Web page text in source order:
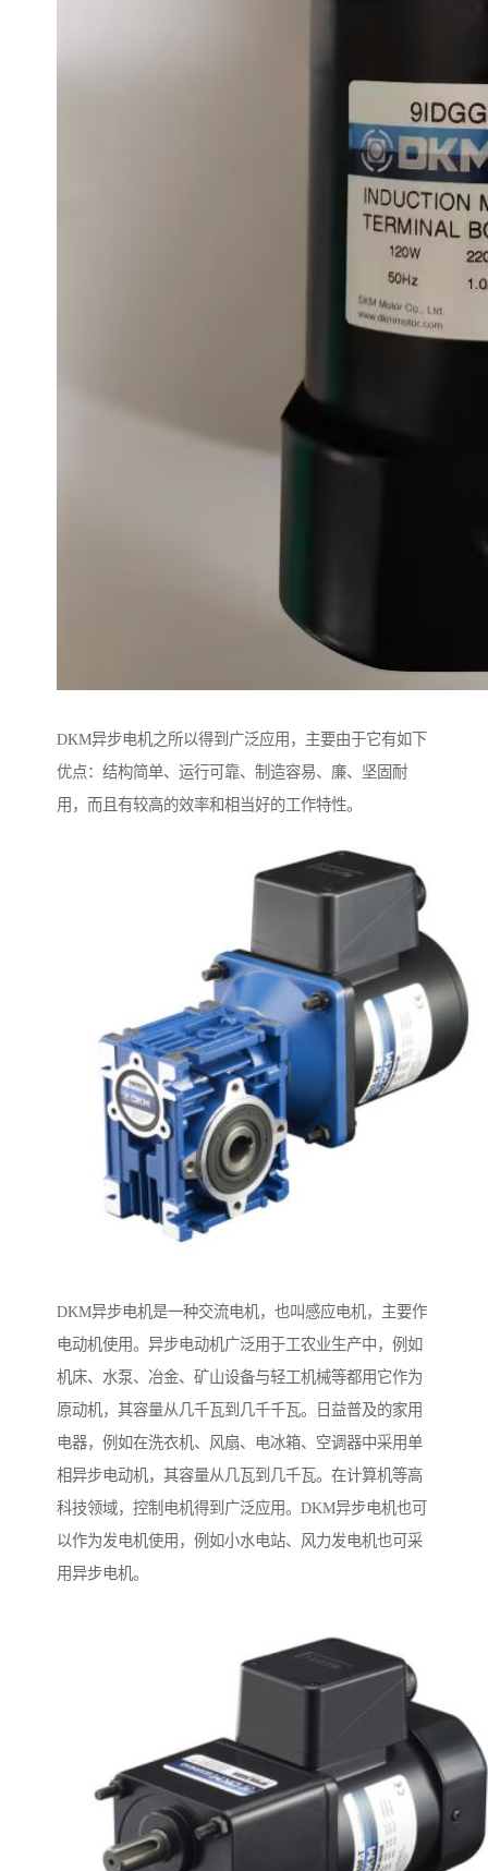
DKM异步电机之所以得到广泛应用，主要由于它有如下
优点：结构简单、运行可靠、制造容易、廉、坚固耐
用，而且有较高的效率和相当好的工作特性。
DKM异步电机是一种交流电机，也叫感应电机，主要作
电动机使用。异步电动机广泛用于工农业生产中，例如
机床、水泵、冶金、矿山设备与轻工机械等都用它作为
原动机，其容量从几千瓦到几千千瓦。日益普及的家用
电器，例如在洗衣机、风扇、电冰箱、空调器中采用单
相异步电动机，其容量从几瓦到几千瓦。在计算机等高
科技领域，控制电机得到广泛应用。DKM异步电机也可
以作为发电机使用，例如小水电站、风力发电机也可采
用异步电机。